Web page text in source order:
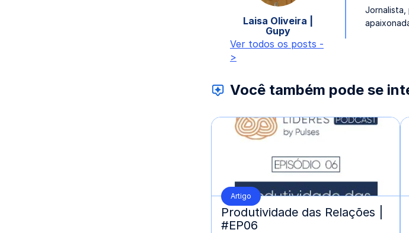
Laisa Oliveira |
Gupy
Ver todos os posts -
>
Jornalista,
Você também pode se
Artigo
Produtividade das Relações |
#EP06